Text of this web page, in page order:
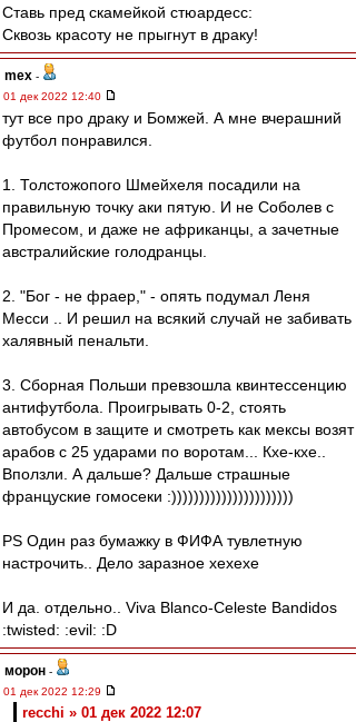
Ставь пред скамейкой стюардесс:
Сквозь красоту не прыгнут в драку!
mex -
01 дек 2022 12:40
тут все про драку и Бомжей. А мне вчерашний
футбол понравился.
1. Толстожопого Шмейхеля посадили на
правильную точку аки пятую. И не Соболев с
Промесом, и даже не африканцы, а зачетные
австралийские голодранцы.
2. "Бог - не фраер," - опять подумал Леня
Месси .. И решил на всякий случай не забивать
халявный пенальти.
3. Сборная Польши превзошла квинтессенцию
антифутбола. Проигрывать 0-2, стоять
автобусом в защите и смотреть как мексы возят
арабов с 25 ударами по воротам... Кхе-кхе..
Вползли. А дальше? Дальше страшные
француские гомосеки :))))))))))))))))))))))
PS Один раз бумажку в ФИФА тувлетную
настрочить.. Дело заразное хехехе
И да. отдельно.. Viva Blanco-Celeste Bandidos
:twisted: :evil: :D
морон -
01 дек 2022 12:29
recchi » 01 дек 2022 12:07